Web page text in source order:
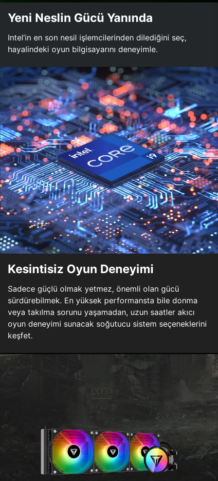
Yeni Neslin Gücü Yanında
Intel’in en son nesil işlemcilerinden dilediğini seç,
hayalindeki oyun bilgisayarını deneyimle.
Kesintisiz Oyun Deneyimi
Sadece güçlü olmak yetmez, önemli olan gücü
sürdürebilmek. En yüksek performansta bile donma
veya takılma sorunu yaşamadan, uzun saatler akıcı
oyun deneyimi sunacak soğutucu sistem seçeneklerini
keşfet.